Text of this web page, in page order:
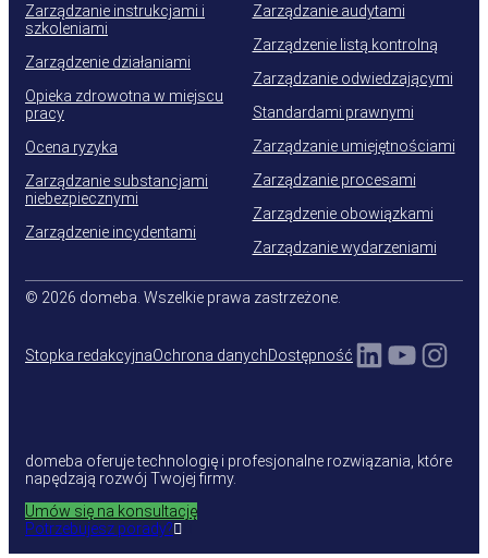
Zarządzanie instrukcjami i
szkoleniami
Zarządzenie działaniami
Opieka zdrowotna w miejscu
pracy
Ocena ryzyka
Zarządzanie substancjami
niebezpiecznymi
Zarządzenie incydentami
Zarządzanie audytami
Zarządzenie listą kontrolną
Zarządzanie odwiedzającymi
Standardami prawnymi
Zarządzanie umiejętnościami
Zarządzanie procesami
Zarządzenie obowiązkami
Zarządzanie wydarzeniami
© 2026 domeba. Wszelkie prawa zastrzeżone.
Stopka redakcyjnaOchrona danychDostępnośćLinkedIn
domeba oferuje technologię i profesjonalne rozwiązania, które
napędzają rozwój Twojej firmy.
Umów się na konsultację
Potrzebujesz porady?